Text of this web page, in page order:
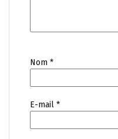
Nom *
E-mail *